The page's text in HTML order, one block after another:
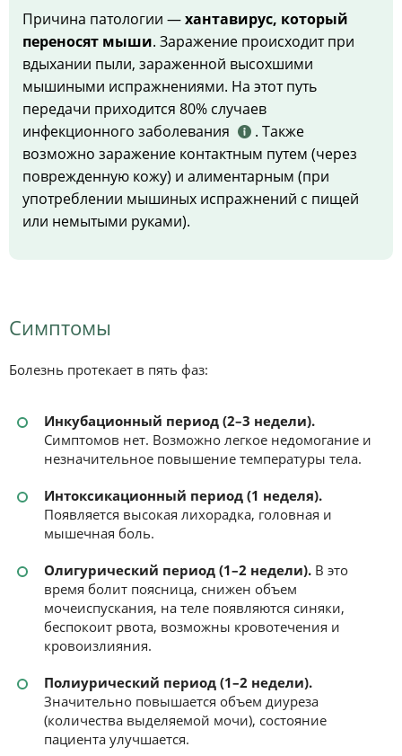
Причина патологии —хантавирус, который
переносят мыши. Заражение происходит при
вдыхании пыли, зараженной высохшими
мышиными испражнениями. На этот путь
передачи приходится 80% случаев
инфекционного заболевания
. Также
возможно заражение контактным путем (через
поврежденную кожу) и алиментарным (при
употреблении мышиных испражнений с пищей
или немытыми руками).
Симптомы
Болезнь протекает в пять фаз:
Инкубационный период (2–3 недели).
Симптомов нет. Возможно легкое недомогание и
незначительное повышение температуры тела.
Интоксикационный период (1 неделя).
Появляется высокая лихорадка, головная и
мышечная боль.
Олигурический период (1–2 недели).В это
время болит поясница, снижен объем
мочеиспускания, на теле появляются синяки,
беспокоит рвота, возможны кровотечения и
кровоизлияния.
Полиурический период (1–2 недели).
Значительно повышается объем диуреза
(количества выделяемой мочи), состояние
пациента улучшается.